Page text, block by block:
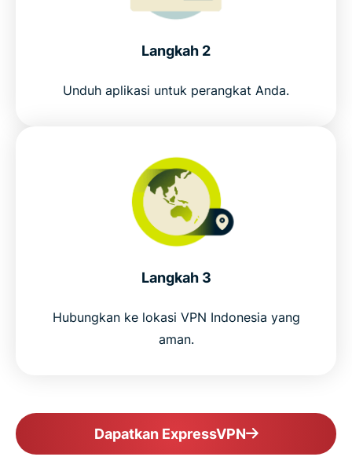
dipercaya warganet Indonesia
Get ExpressVPN for Indonesia in 3 steps
ExpressVPN vs. free Indonesia VPNs
Why choose ExpressVPN for Indonesia
Connect to our VPN server for Indonesia
Why millions choose ExpressVPN
ExpressVPN for all countries
Langkah 2
Unduh aplikasi untuk perangkat Anda.
Langkah 3
Hubungkan ke lokasi VPN Indonesia yang
aman.
Dapatkan ExpressVPN